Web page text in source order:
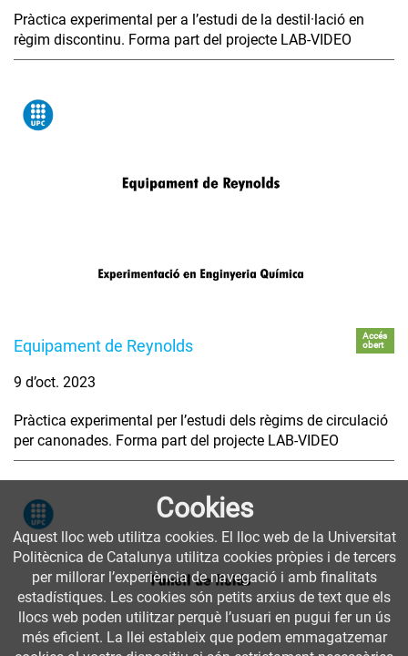
Pràctica experimental per a l’estudi de la destil·lació en
règim discontinu. Forma part del projecte LAB-VIDEO
Equipament de Reynolds
Accés
obert
9 d’oct. 2023
Pràctica experimental per l’estudi dels règims de circulació
per canonades. Forma part del projecte LAB-VIDEO
Cookies
Aquest lloc web utilitza cookies. El lloc web de la Universitat
Politècnica de Catalunya utilitza cookies pròpies i de tercers
per millorar l’experiència de navegació i amb finalitats
estadístiques. Les cookies són petits arxius de text que els
llocs web poden utilitzar perquè l’usuari en pugui fer un ús
més eficient. La llei estableix que podem emmagatzemar